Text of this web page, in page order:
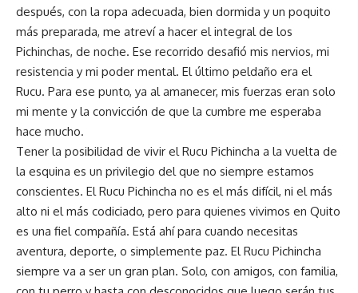
después, con la ropa adecuada, bien dormida y un poquito
más preparada, me atreví a hacer el integral de los
Pichinchas, de noche. Ese recorrido desafió mis nervios, mi
resistencia y mi poder mental. El último peldaño era el
Rucu. Para ese punto, ya al amanecer, mis fuerzas eran solo
mi mente y la convicción de que la cumbre me esperaba
hace mucho.
Tener la posibilidad de vivir el Rucu Pichincha a la vuelta de
la esquina es un privilegio del que no siempre estamos
conscientes. El Rucu Pichincha no es el más difícil, ni el más
alto ni el más codiciado, pero para quienes vivimos en Quito
es una fiel compañía. Está ahí para cuando necesitas
aventura, deporte, o simplemente paz. El Rucu Pichincha
siempre va a ser un gran plan. Solo, con amigos, con familia,